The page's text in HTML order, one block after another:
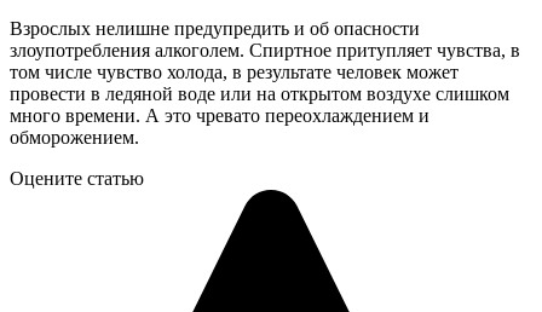
Взрослых нелишне предупредить и об опасности
злоупотребления алкоголем. Спиртное притупляет чувства, в
том числе чувство холода, в результате человек может
провести в ледяной воде или на открытом воздухе слишком
много времени. А это чревато переохлаждением и
обморожением.
Оцените статью